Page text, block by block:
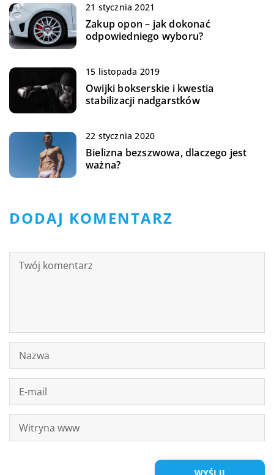
21 stycznia 2021
Zakup opon – jak dokonać
odpowiedniego wyboru?
15 listopada 2019
Owijki bokserskie i kwestia
stabilizacji nadgarstków
22 stycznia 2020
Bielizna bezszwowa, dlaczego jest
ważna?
DODAJ KOMENTARZ